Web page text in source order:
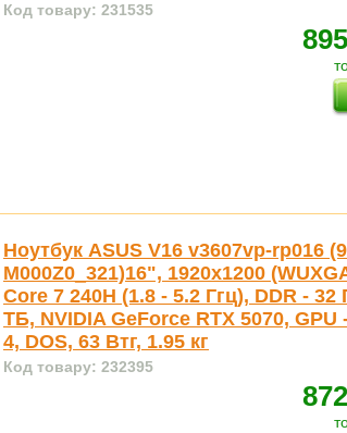
Код товару: 231535
Ноутбук ASUS V16 v3607vp-rp016
M000Z0_321)16", 1920x1200
Core 7 240H (1.8 - 5.2 Ггц), DDR - 32
ТБ, NVIDIA GeForce RTX 5070, GPU
4, DOS, 63 Втг, 1.95 кг
Код товару: 232395